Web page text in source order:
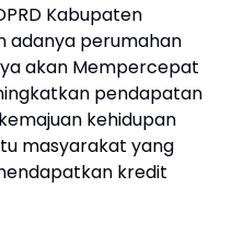
Kabupaten
adanya perumahan
akan Mempercepat
pendapatan
kehidupan
masyarakat yang
kredit